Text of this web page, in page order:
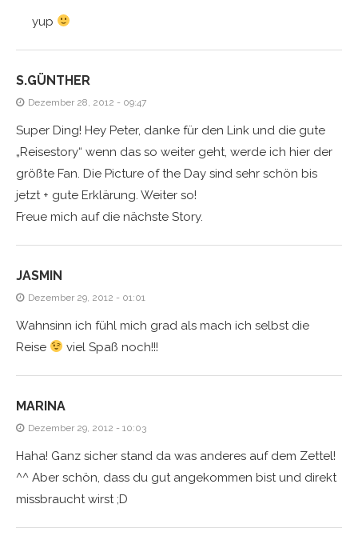
yup
S.GÜNTHER
Dezember 28, 2012 - 09:47
Super Ding! Hey Peter, danke für den Link und die gute
„Reisestory“ wenn das so weiter geht, werde ich hier der
größte Fan. Die Picture of the Day sind sehr schön bis
jetzt + gute Erklärung. Weiter so!
Freue mich auf die nächste Story.
JASMIN
Dezember 29, 2012 - 01:01
Wahnsinn ich fühl mich grad als mach ich selbst die
Reise
viel Spaß noch!!!
MARINA
Dezember 29, 2012 - 10:03
Haha! Ganz sicher stand da was anderes auf dem Zettel!
^^ Aber schön, dass du gut angekommen bist und direkt
missbraucht wirst ;D